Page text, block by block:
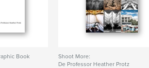
Book
Shoot More:
De Professor Heather Protz